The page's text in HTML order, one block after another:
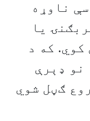
ناوړه
یا
کوي. که د
نو ډېرې
ګڼل شوي